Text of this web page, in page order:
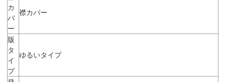
カ
バ
ー
襟カバー
版
タ
イ
プ
ゆるいタイプ